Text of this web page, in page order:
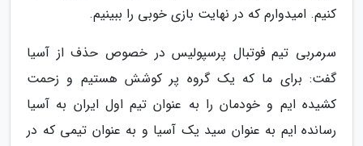
کنیم. امیدوارم که در نهایت بازی خوبی را ببینیم.
سرمربی تیم فوتبال پرسپولیس در خصوص حذف از آسیا
گفت: برای ما که یک گروه پر کوشش هستیم و زحمت
کشیده ایم و خودمان را به عنوان تیم اول ایران به آسیا
رسانده ایم به عنوان سید یک آسیا و به عنوان تیمی که در